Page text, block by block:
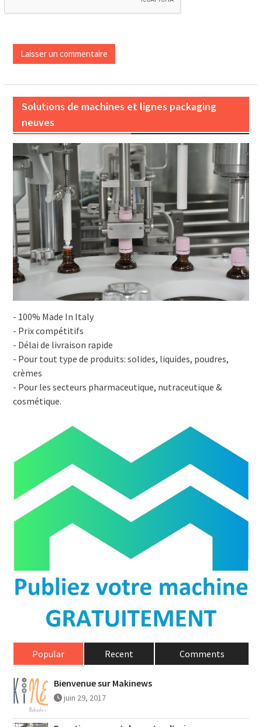
Solutions de machines et lignes packaging
neuves
- 100% Made In Italy
- Prix compétitifs
- Délai de livraison rapide
- Pour tout type de produits: solides, liquides, poudres,
crèmes
- Pour les secteurs pharmaceutique, nutraceutique &
cosmétique.
Popular Recent Comments
Bienvenue sur Makinews
juin 29, 2017